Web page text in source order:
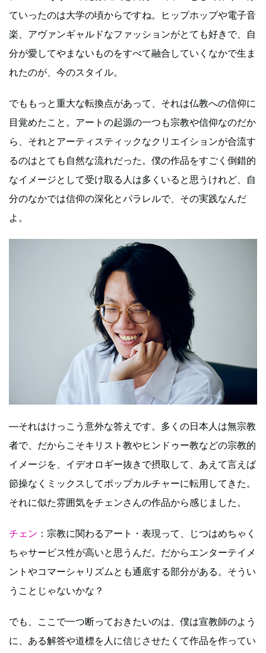
ていったのは大学の頃からですね。ヒップホップや電子音
楽、アヴァンギャルドなファッションがとても好きで、自
分が愛してやまないものをすべて融合していくなかで生ま
れたのが、今のスタイル。
でももっと重大な転換点があって、それは仏教への信仰に
目覚めたこと。アートの起源の一つも宗教や信仰なのだか
ら、それとアーティスティックなクリエイションが合流す
るのはとても自然な流れだった。僕の作品をすごく倒錯的
なイメージとして受け取る人は多くいると思うけれど、自
分のなかでは信仰の深化とパラレルで、その実践なんだ
よ。
—それはけっこう意外な答えです。多くの日本人は無宗教
者で、だからこそキリスト教やヒンドゥー教などの宗教的
イメージを、イデオロギー抜きで摂取して、あえて言えば
節操なくミックスしてポップカルチャーに転用してきた。
それに似た雰囲気をチェンさんの作品から感じました。
チェン ：宗教に関わるアート・表現って、じつはめちゃく
ちゃサービス性が高いと思うんだ。だからエンターテイメ
ントやコマーシャリズムとも通底する部分がある。そうい
うことじゃないかな？
でも、ここで一つ断っておきたいのは、僕は宣教師のよう
に、ある解答や道標を人に信じさせたくて作品を作ってい